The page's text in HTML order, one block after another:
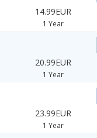
14.99EUR
1 Year
20.99EUR
1 Year
23.99EUR
1 Year